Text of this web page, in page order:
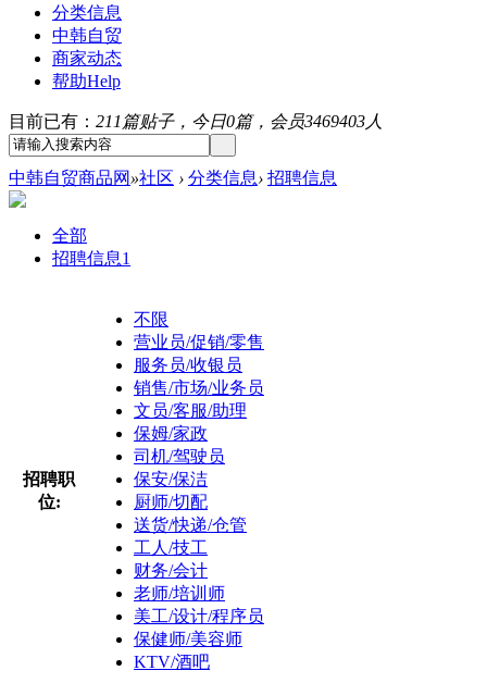
分类信息
中韩自贸
商家动态
帮助Help
目前已有： 211篇贴子，今日0篇，会员3469403人
中韩自贸商品网 »社区 › 分类信息› 招聘信息
全部
招聘信息1
招聘职
位:
不限
营业员/促销/零售
服务员/收银员
销售/市场/业务员
文员/客服/助理
保姆/家政
司机/驾驶员
保安/保洁
厨师/切配
送货/快递/仓管
工人/技工
财务/会计
老师/培训师
美工/设计/程序员
保健师/美容师
KTV/酒吧